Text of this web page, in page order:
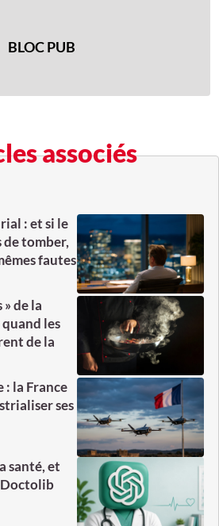
BLOC PUB
associés
: et si le
de tomber,
fautes
de la
les
de la
: la France
ses
santé, et
Doctolib